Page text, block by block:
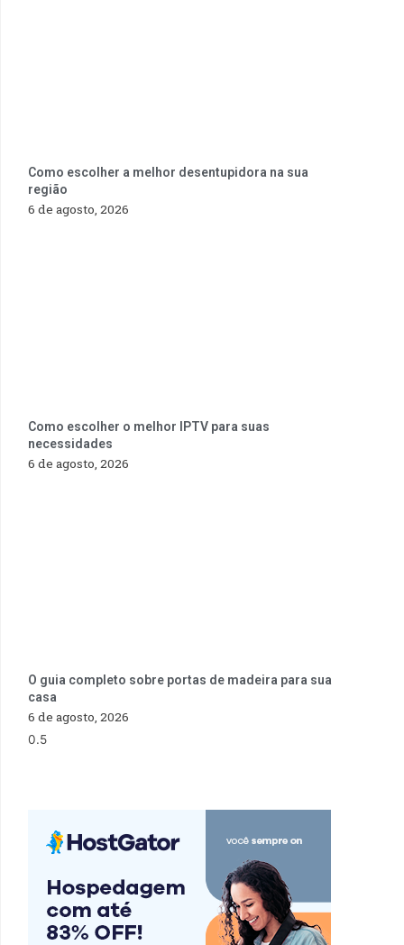
Como escolher a melhor desentupidora na sua
região
6 de agosto, 2026
Como escolher o melhor IPTV para suas
necessidades
6 de agosto, 2026
O guia completo sobre portas de madeira para sua
casa
6 de agosto, 2026